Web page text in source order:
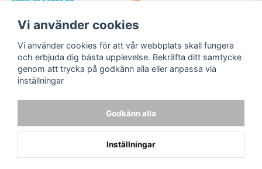
© Copyright
Vi använder cookies
Vi använder cookies för att vår webbplats skall fungera
och erbjuda dig bästa upplevelse. Bekräfta ditt samtycke
genom att trycka på godkänn alla eller anpassa via
inställningar
Godkänn alla
Inställningar